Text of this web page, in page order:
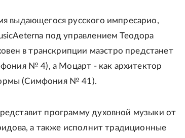
выдающегося русского импресарио,
под управлением Теодора
в транскрипции маэстро предстанет
№ 4), а Моцарт - как архитектор
(Симфония № 41).
программу духовной музыки от
а также исполнит традиционные